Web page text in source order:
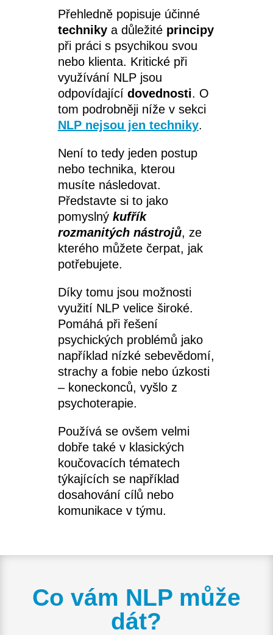
Přehledně popisuje účinné
technikya důležité principy
při práci s psychikou svou
nebo klienta. Kritické při
využívání NLP jsou
odpovídající dovednosti. O
tom podrobněji níže v sekci
NLP nejsou jen techniky.
Není to tedy jeden postup
nebo technika, kterou
musíte následovat.
Představte si to jako
pomyslný kufřík
rozmanitých nástrojů, ze
kterého můžete čerpat, jak
potřebujete.
Díky tomu jsou možnosti
využití NLP velice široké.
Pomáhá při řešení
psychických problémů jako
například nízké sebevědomí,
strachy a fobie nebo úzkosti
– koneckonců, vyšlo z
psychoterapie.
Používá se ovšem velmi
dobře také v klasických
koučovacích tématech
týkajících se například
dosahování cílů nebo
komunikace v týmu.
Co vám NLP může
dát?